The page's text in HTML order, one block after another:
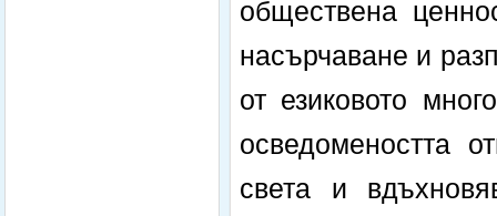
обществена
насърчаване и
от езиковото
осведомеността
света и